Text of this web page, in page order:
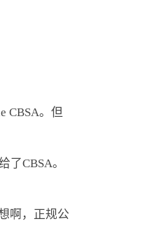
CBSA。但
CBSA。
啊，正规公